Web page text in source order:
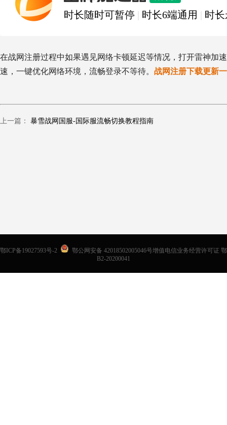
时长随时可暂停 时长6端通用 时
在战网注册过程中如果遇见网络卡顿延迟等情况，打开雷神加
速，一键优化网络环境，流畅登录不等待。 战网注册下载更新
上一篇： 暴雪战网国服-国际服流畅切换教程指南
鄂ICP备19027593号-2
鄂公网安备 42018502005046号增值电信业务经营许可证 鄂
B2-20200041